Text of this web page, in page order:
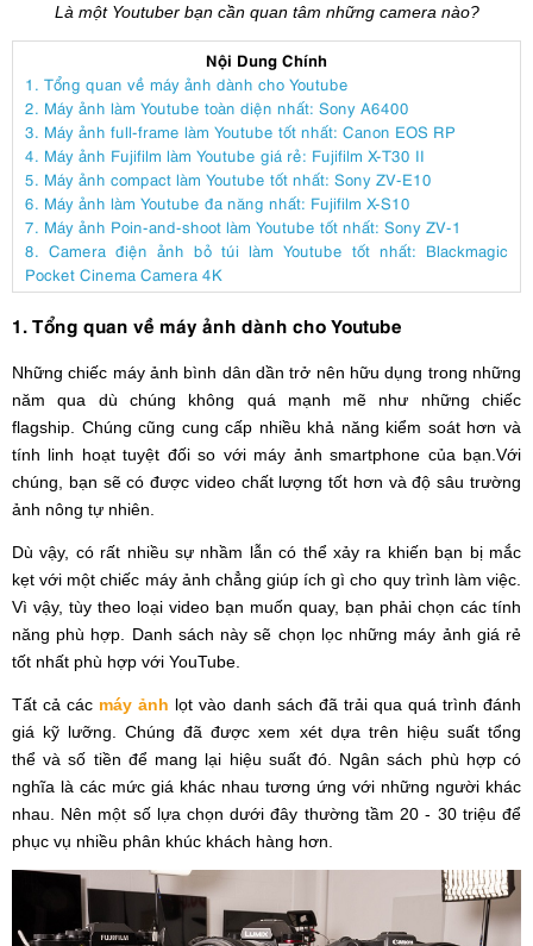
Là một Youtuber bạn cần quan tâm những camera nào?
Nội Dung Chính
1. Tổng quan về máy ảnh dành cho Youtube
2. Máy ảnh làm Youtube toàn diện nhất: Sony A6400
3. Máy ảnh full-frame làm Youtube tốt nhất: Canon EOS RP
4. Máy ảnh Fujifilm làm Youtube giá rẻ: Fujifilm X-T30 II
5. Máy ảnh compact làm Youtube tốt nhất: Sony ZV-E10
6. Máy ảnh làm Youtube đa năng nhất: Fujifilm X-S10
7. Máy ảnh Poin-and-shoot làm Youtube tốt nhất: Sony ZV-1
8. Camera điện ảnh bỏ túi làm Youtube tốt nhất: Blackmagic
Pocket Cinema Camera 4K
1. Tổng quan về máy ảnh dành cho Youtube
Những chiếc máy ảnh bình dân dần trở nên hữu dụng trong những
năm qua dù chúng không quá mạnh mẽ như những chiếc
flagship. Chúng cũng cung cấp nhiều khả năng kiểm soát hơn và
tính linh hoạt tuyệt đối so với máy ảnh smartphone của bạn.Với
chúng, bạn sẽ có được video chất lượng tốt hơn và độ sâu trường
ảnh nông tự nhiên.
Dù vậy, có rất nhiều sự nhầm lẫn có thể xảy ra khiến bạn bị mắc
kẹt với một chiếc máy ảnh chẳng giúp ích gì cho quy trình làm việc.
Vì vậy, tùy theo loại video bạn muốn quay, bạn phải chọn các tính
năng phù hợp. Danh sách này sẽ chọn lọc những máy ảnh giá rẻ
tốt nhất phù hợp với YouTube.
Tất cả các máy ảnh lọt vào danh sách đã trải qua quá trình đánh
giá kỹ lưỡng. Chúng đã được xem xét dựa trên hiệu suất tổng
thể và số tiền để mang lại hiệu suất đó. Ngân sách phù hợp có
nghĩa là các mức giá khác nhau tương ứng với những người khác
nhau. Nên một số lựa chọn dưới đây thường tầm 20 - 30 triệu để
phục vụ nhiều phân khúc khách hàng hơn.